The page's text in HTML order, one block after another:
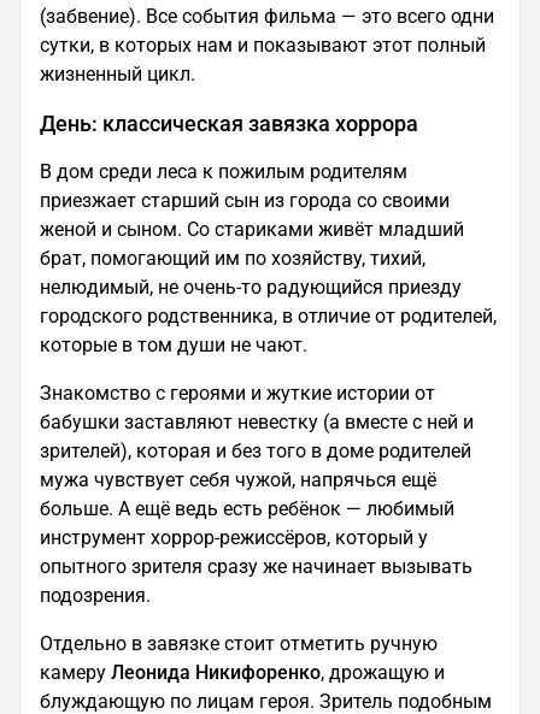
(забвение). Все события фильма — это всего одни
сутки, в которых нам и показывают этот полный
жизненный цикл.
День: классическая завязка хоррора
В дом среди леса к пожилым родителям
приезжает старший сын из города со своими
женой и сыном. Со стариками живёт младший
брат, помогающий им по хозяйству, тихий,
нелюдимый, не очень-то радующийся приезду
городского родственника, в отличие от родителей,
которые в том души не чают.
Знакомство с героями и жуткие истории от
бабушки заставляют невестку (а вместе с ней и
зрителей), которая и без того в доме родителей
мужа чувствует себя чужой, напрячься ещё
больше. А ещё ведь есть ребёнок — любимый
инструмент хоррор-режиссёров, который у
опытного зрителя сразу же начинает вызывать
подозрения.
Отдельно в завязке стоит отметить ручную
камеру Леонида Никифоренко, дрожащую и
блуждающую по лицам героя. Зритель подобным